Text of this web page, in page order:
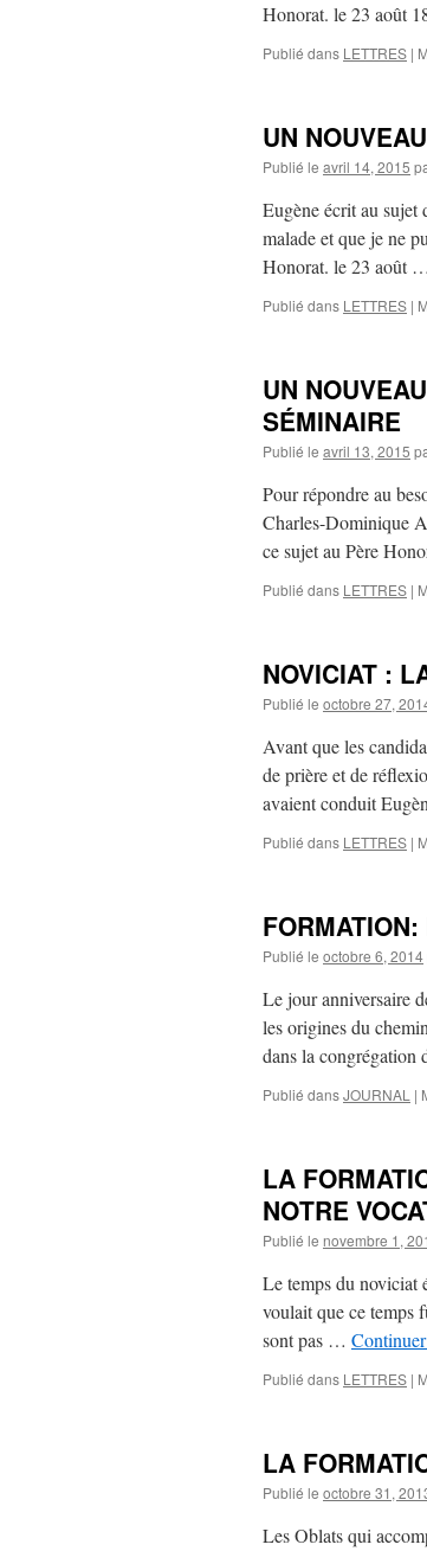
Honorat. le 23 août
Publié dans LETTRES |
UN
Publié le avril 14, 2015
Eugène écrit au sujet
malade et que je ne
Honorat. le 23 août …
Publié dans LETTRES |
UN
SÉMINAIRE
Publié le avril 13, 2015
Pour répondre au
Charles-Dominique
ce sujet au Père
Publié dans LETTRES |
NOVICIAT :
Publié le octobre 27,
Avant que les
de prière et de
avaient conduit
Publié dans LETTRES |
Publié le octobre 6, 2014
Le jour anniversaire
les origines du
dans la
Publié dansJOURNAL |
LA
NOTRE
Publié le novembre 1,
Le temps du noviciat
voulait que ce temps
sont pas …
Publié dans LETTRES |
LA
Publié le octobre 31,
Les Oblats qui